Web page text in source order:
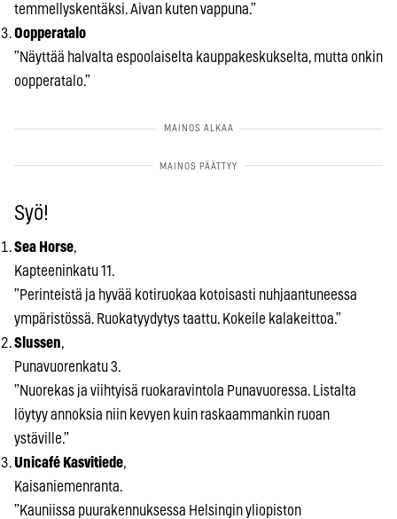
temmellyskentäksi. Aivan kuten vappuna.”
Oopperatalo
”Näyttää halvalta espoolaiselta kauppakeskukselta, mutta onkin
oopperatalo.”
Syö!
Sea Horse,
Kapteeninkatu 11.
”Perinteistä ja hyvää kotiruokaa kotoisasti nuhjaantuneessa
ympäristössä. Ruokatyydytys taattu. Kokeile kalakeittoa.”
Slussen,
Punavuorenkatu 3.
”Nuorekas ja viihtyisä ruokaravintola Punavuoressa. Listalta
löytyy annoksia niin kevyen kuin raskaammankin ruoan
ystäville.”
Unicafé Kasvitiede,
Kaisaniemenranta.
”Kauniissa puurakennuksessa Helsingin yliopiston